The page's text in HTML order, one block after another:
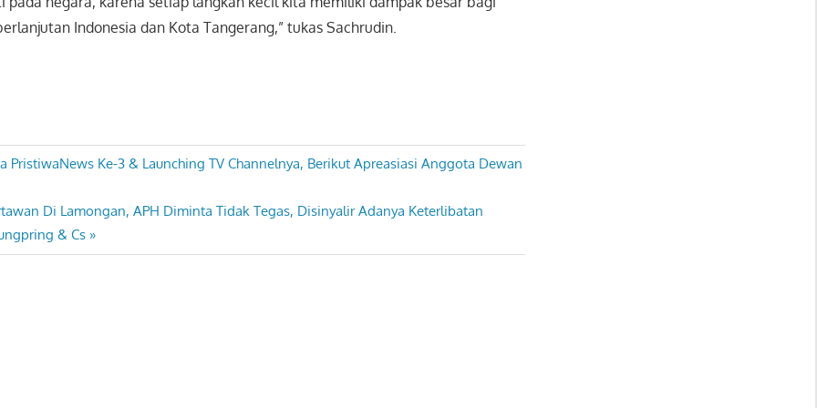
Indonesia dan Kota Tangerang,” tukas Sachrudin.
PristiwaNews Ke-3 & Launching TV Channelnya, Berikut Apreasiasi Anggota Dewan
Di Lamongan, APH Diminta Tidak Tegas, Disinyalir Adanya Keterlibatan
& Cs